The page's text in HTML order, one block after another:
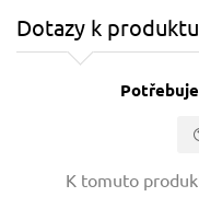
Dotazy k produktu
K tomuto